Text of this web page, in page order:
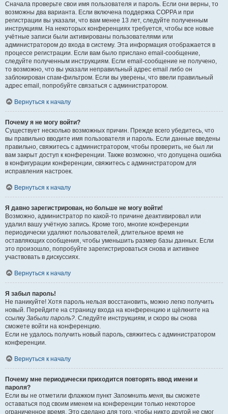
Сначала проверьте свои имя пользователя и пароль. Если они верны, то
возможны два варианта. Если включена поддержка COPPA и при
регистрации вы указали, что вам менее 13 лет, следуйте полученным
инструкциям. На некоторых конференциях требуется, чтобы все новые
учётные записи были активированы пользователями или
администратором до входа в систему. Эта информация отображается в
процессе регистрации. Если вам было прислано email-сообщение,
следуйте полученным инструкциям. Если email-сообщение не получено,
то возможно, что вы указали неправильный адрес email либо он
заблокирован спам-фильтром. Если вы уверены, что ввели правильный
адрес email, попробуйте связаться с администратором.
Вернуться к началу
Почему я не могу войти?
Существует несколько возможных причин. Прежде всего убедитесь, что
вы правильно вводите имя пользователя и пароль. Если данные введены
правильно, свяжитесь с администратором, чтобы проверить, не был ли
вам закрыт доступ к конференции. Также возможно, что допущена ошибка
в конфигурации конференции, свяжитесь с администратором для
исправления настроек.
Вернуться к началу
Я давно зарегистрирован, но больше не могу войти!
Возможно, администратор по какой-то причине деактивировал или
удалил вашу учётную запись. Кроме того, многие конференции
периодически удаляют пользователей, длительное время не
оставляющих сообщения, чтобы уменьшить размер базы данных. Если
это произошло, попробуйте зарегистрироваться снова и активнее
участвовать в дискуссиях.
Вернуться к началу
Я забыл пароль!
Не паникуйте! Хотя пароль нельзя восстановить, можно легко получить
новый. Перейдите на страницу входа на конференцию и щёлкните на
ссылку Забыли пароль?. Следуйте инструкциям, и скоро вы снова
сможете войти на конференцию.
Если не удалось получить новый пароль, свяжитесь с администратором
конференции.
Вернуться к началу
Почему мне периодически приходится повторять ввод имени и
пароля?
Если вы не отметили флажком пункт Запомнить меня, вы сможете
оставаться под своим именем на конференции только некоторое
ограниченное время. Это сделано для того, чтобы никто другой не смог